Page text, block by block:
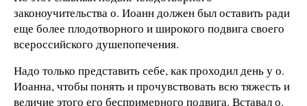
законоучительства о. Иоанн должен был оставить ради
еще более плодотворного и широкого подвига своего
всероссийского душепопечения.
Надо только представить себе, как проходил день у о.
Иоанна, чтобы понять и прочувствовать всю тяжесть и
величие этого его беспримерного подвига. Вставал о.